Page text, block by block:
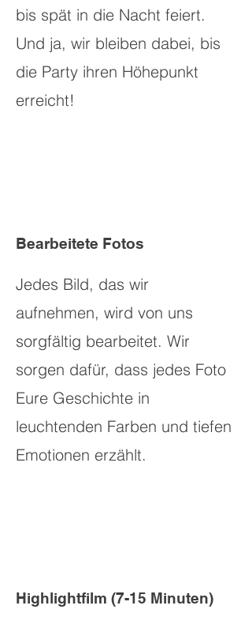
bis spät in die Nacht feiert.
Und ja, wir bleiben dabei, bis
die Party ihren Höhepunkt
erreicht!
Bearbeitete Fotos
Jedes Bild, das wir
aufnehmen, wird von uns
sorgfältig bearbeitet. Wir
sorgen dafür, dass jedes Foto
Eure Geschichte in
leuchtenden Farben und tiefen
Emotionen erzählt.
Highlightfilm (7-15 Minuten)